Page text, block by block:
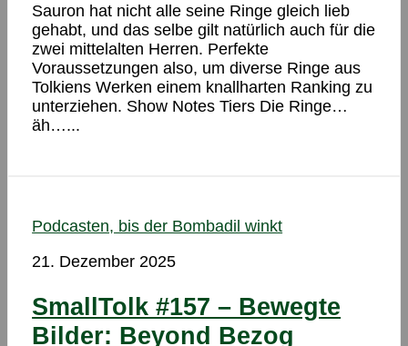
Sauron hat nicht alle seine Ringe gleich lieb
gehabt, und das selbe gilt natürlich auch für die
zwei mittelalten Herren. Perfekte
Voraussetzungen also, um diverse Ringe aus
Tolkiens Werken einem knallharten Ranking zu
unterziehen. Show Notes Tiers Die Ringe…
äh…...
Podcasten, bis der Bombadil winkt
21. Dezember 2025
SmallTolk #157 – Bewegte
Bilder: Beyond Bezog